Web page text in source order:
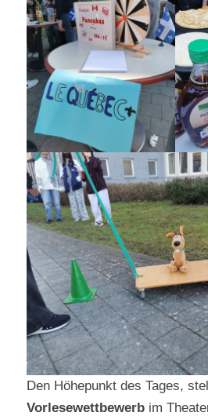
Den Höhepunkt des Tages,
Vorlesewettbewerb im